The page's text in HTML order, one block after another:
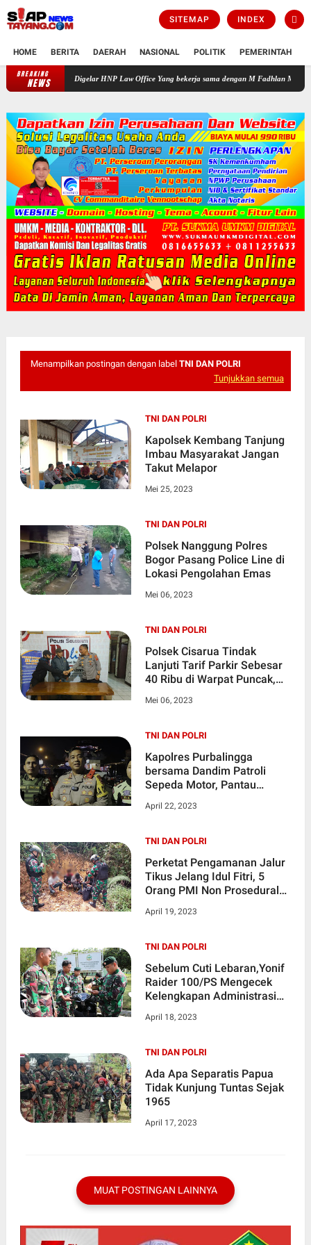
SITEMAP INDEX
HOME BERITA DAERAH NASIONAL POLITIK PEMERINTAH
BREAKING
NEWS
Gratis yang Digelar HNP Law Office Yang bekerja sama dengan M Fadhlan Medika
Menampilkan postingan dengan label TNI DAN POLRI
Tunjukkan semua
TNI DAN POLRI
Kapolsek Kembang Tanjung
Imbau Masyarakat Jangan
Takut Melapor
Mei 25, 2023
TNI DAN POLRI
Polsek Nanggung Polres
Bogor Pasang Police Line di
Lokasi Pengolahan Emas
Mei 06, 2023
TNI DAN POLRI
Polsek Cisarua Tindak
Lanjuti Tarif Parkir Sebesar
40 Ribu di Warpat Puncak,
Mei 06, 2023
TNI DAN POLRI
Kapolres Purbalingga
bersama Dandim Patroli
Sepeda Motor, Pantau
April 22, 2023
TNI DAN POLRI
Perketat Pengamanan Jalur
Tikus Jelang Idul Fitri, 5
Orang PMI Non Prosedural
Pamtas Yonif 645/Gty
April 19, 2023
TNI DAN POLRI
Sebelum Cuti Lebaran,Yonif
Raider 100/PS Mengecek
Kelengkapan Administrasi
Rudin kompi, Barak Gedung,
April 18, 2023
TNI DAN POLRI
Ada Apa Separatis Papua
Tidak Kunjung Tuntas Sejak
1965
April 17, 2023
MUAT POSTINGAN LAINNYA